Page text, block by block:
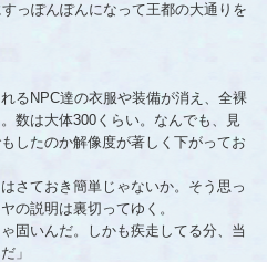
っぽんぽんになって王都の大通りを
るNPC達の衣服や装備が消え、全裸
数は大体300くらい。なんでも、見
したのか解像度が著しく下がってお
さておき簡単じゃないか。そう思っ
の説明は裏切ってゆく。
固いんだ。しかも疾走してる分、当
」